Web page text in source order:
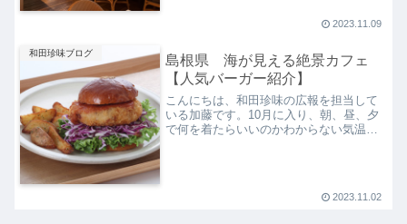
2023.11.09
和田珍味ブログ
島根県 海が見える絶景カフェ
【人気バーガー紹介】
こんにちは、和田珍味の広報を担当して
いる加藤です。10月に入り、朝、昼、夕
で何を着たらいいのかわからない気温に
2023.11.02